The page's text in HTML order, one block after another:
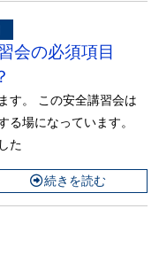
会の必須項目
す。 この安全講習会は
る場になっています。
た
続きを読む